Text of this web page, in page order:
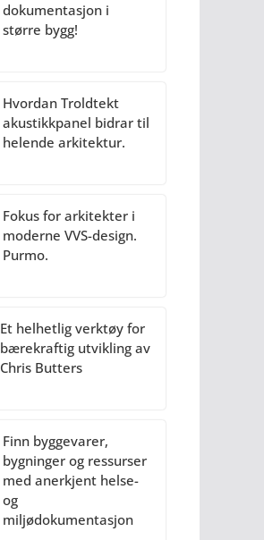
dokumentasjon i
større bygg!
Hvordan Troldtekt
akustikkpanel bidrar til
helende arkitektur.
Fokus for arkitekter i
moderne VVS-design.
Purmo.
Et helhetlig verktøy for
bærekraftig utvikling av
Chris Butters
Finn byggevarer,
bygninger og ressurser
med anerkjent helse-
og
miljødokumentasjon